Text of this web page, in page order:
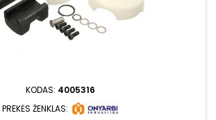
KODAS: 4005316
PREKĖS ŽENKLAS: